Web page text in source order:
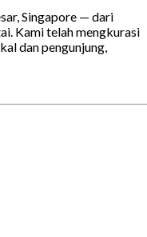
Singapore — dari
Kami telah mengkurasi
dan pengunjung,